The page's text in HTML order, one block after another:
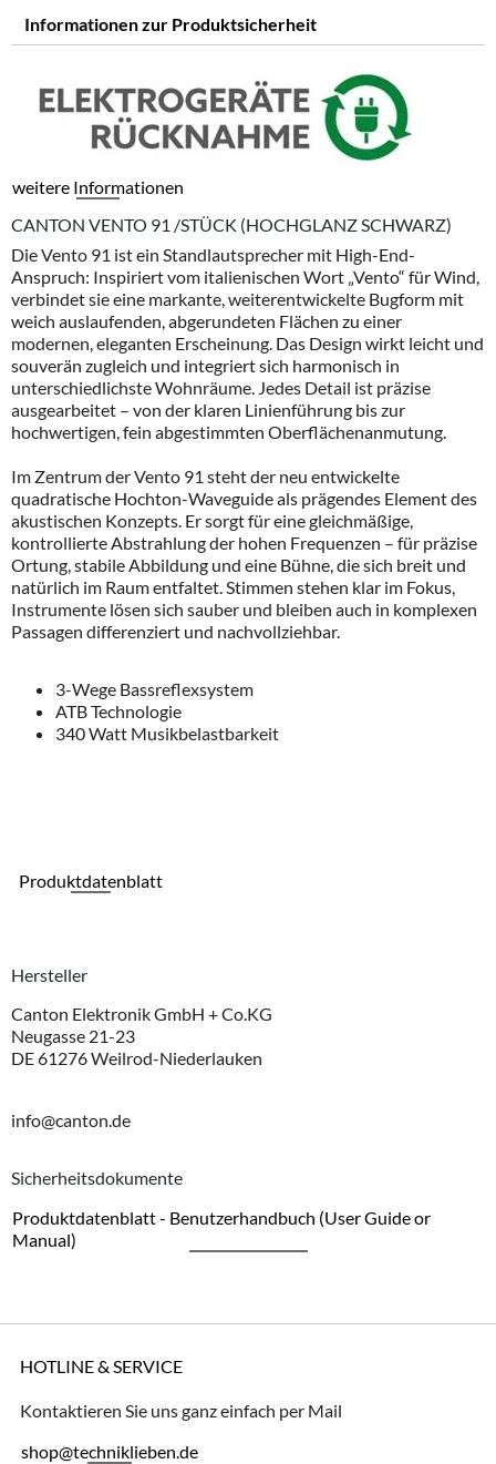
Informationen zur Produktsicherheit
weitere Informationen
CANTON VENTO 91 /STÜCK (HOCHGLANZ SCHWARZ)
Die Vento 91 ist ein Standlautsprecher mit High-End-
Anspruch: Inspiriert vom italienischen Wort „Vento“ für Wind,
verbindet sie eine markante, weiterentwickelte Bugform mit
weich auslaufenden, abgerundeten Flächen zu einer
modernen, eleganten Erscheinung. Das Design wirkt leicht und
souverän zugleich und integriert sich harmonisch in
unterschiedlichste Wohnräume. Jedes Detail ist präzise
ausgearbeitet – von der klaren Linienführung bis zur
hochwertigen, fein abgestimmten Oberflächenanmutung.
Im Zentrum der Vento 91 steht der neu entwickelte
quadratische Hochton-Waveguide als prägendes Element des
akustischen Konzepts. Er sorgt für eine gleichmäßige,
kontrollierte Abstrahlung der hohen Frequenzen – für präzise
Ortung, stabile Abbildung und eine Bühne, die sich breit und
natürlich im Raum entfaltet. Stimmen stehen klar im Fokus,
Instrumente lösen sich sauber und bleiben auch in komplexen
Passagen differenziert und nachvollziehbar.
3-Wege Bassreflexsystem
ATB Technologie
340 Watt Musikbelastbarkeit
Produktdatenblatt
Hersteller
Canton Elektronik GmbH + Co.KG
Neugasse 21-23
DE 61276 Weilrod-Niederlauken
info@canton.de
Sicherheitsdokumente
Produktdatenblatt - Benutzerhandbuch (User Guide or
Manual)
HOTLINE & SERVICE
Kontaktieren Sie uns ganz einfach per Mail
shop@techniklieben.de